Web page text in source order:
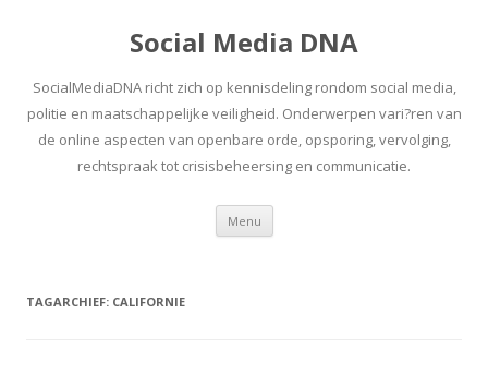
Social Media DNA
SocialMediaDNA richt zich op kennisdeling rondom social media,
politie en maatschappelijke veiligheid. Onderwerpen vari?ren van
de online aspecten van openbare orde, opsporing, vervolging,
rechtspraak tot crisisbeheersing en communicatie.
Menu Spring
inhoud
TAGARCHIEF: CALIFORNIE